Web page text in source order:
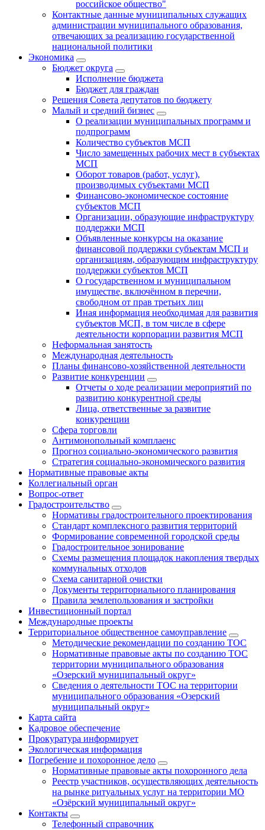
российское общество"
Контактные данные муниципальных служащих
администрации муниципального образования,
отвечающих за реализацию государственной
национальной политики
Экономика
Бюджет округa
Исполнение бюджета
Бюджет для граждан
Решения Совета депутатов по бюджету
Малый и средний бизнес
О реализации муниципальных программ и
подпрограмм
Количество субъектов МСП
Число замещенных рабочих мест в субъектах
МСП
Оборот товаров (работ, услуг),
производимых субъектами МСП
Финансово-экономическое состояние
субъектов МСП
Организации, образующие инфраструктуру
поддержки МСП
Объявленные конкурсы на оказание
финансовой поддержки субъектам МСП и
организациям, образующим инфраструктуру
поддержки субъектов МСП
О государственном и муниципальном
имуществе, включённом в перечни,
свободном от прав третьих лиц
Иная информация необходимая для развития
субъектов МСП, в том числе в сфере
деятельности корпорации развития МСП
Неформальная занятость
Международная деятельность
Планы финансово-хозяйственной деятельности
Развитие конкуренции
Отчеты о ходе реализации мероприятий по
развитию конкурентной среды
Лица, ответственные за развитие
конкуренции
Сфера торговли
Антимонопольный комплаенс
Прогноз социально-экономического развития
Стратегия социально-экономического развития
Нормативные правовые акты
Коллегиальный орган
Вопрос-ответ
Градостроительство
Нормативы градостроительного проектирования
Стандарт комплексного развития территорий
Формирование современной городской среды
Градостроительное зонирование
Схемы размещения площадок накопления твердых
коммунальных отходов
Схема санитарной очистки
Документы территориального планирования
Правила землепользования и застройки
Инвестиционный портал
Международные проекты
Территориальное общественное самоуправление
Методические рекомендации по созданию ТОС
Нормативные правовые акты по созданию ТОС
территории муниципального образования
«Озерский муниципальный округ»
Сведения о деятельности ТОС на территории
муниципального образования «Озерский
муниципальный округ»
Карта сайта
Кадровое обеспечение
Прокуратура информирует
Экологическая информация
Погребение и похоронное дело
Нормативные правовые акты похоронного дела
Реестр участников, осуществляющих деятельность
на рынке ритуальных услуг на территории МО
«Озёрский муниципальный округ»
Контакты
Телефонный справочник